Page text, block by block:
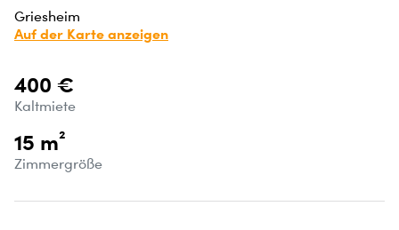
Griesheim
Auf der Karte anzeigen
400 €
Kaltmiete
15 m²
Zimmergröße